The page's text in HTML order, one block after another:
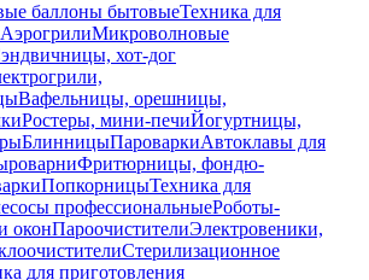
баллоны бытовыеТехника для
АэрогрилиМикроволновые
хот-дог
Вафельницы, орешницы,
Ростеры, мини-печиЙогуртницы,
БлинницыПароваркиАвтоклавы для
Фритюрницы, фондю-
ПопкорницыТехника для
профессиональныеРоботы-
оконПароочистителиЭлектровеники,
Стерилизационное
для приготовления